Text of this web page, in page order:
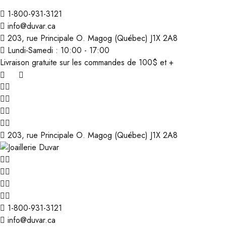
1-800-931-3121
info@duvar.ca
203, rue Principale O. Magog (Québec) J1X 2A8
Lundi-Samedi : 10:00 - 17:00
Livraison gratuite sur les commandes de 100$ et +
203, rue Principale O. Magog (Québec) J1X 2A8
1-800-931-3121
info@duvar.ca